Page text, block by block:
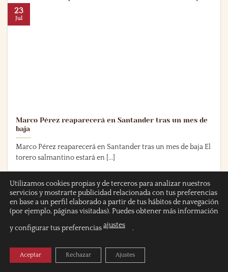
Marco Pérez reaparecerá en Santander tras un mes de
baja
Marco Pérez reaparecerá en Santander tras un mes de baja El
torero salmantino estará en [...]
23
Jul
23
Utilizamos cookies propias y de terceros para analizar nuestros
servicios y mostrarte publicidad relacionada con tus preferencias
en base a un perfil elaborado a partir de tus hábitos de navegación
(por ejemplo, páginas visitadas). Puedes obtener más información
y configurar tus preferenciasajustes .
Aceptar Rechazar Ajustes